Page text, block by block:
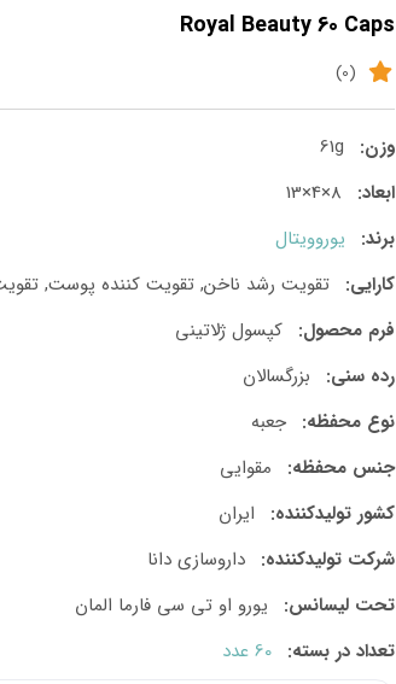
Royal Beauty 60 Caps
(0)
وزن:
61g
ابعاد:
8×4×13
برند:
یوروویتال
کارایی: تقویت رشد ناخن, تقویت کننده پوست,
فرم محصول: کپسول ژلاتینی
رده سنی:
بزرگسالان
نوع محفظه: جعبه
جنس محفظه:
مقوایی
کشور تولید‎کننده:
ایران
شرکت تولید‎کننده:
داروسازی دانا
تحت لیسانس:
یورو او تی سی فارما المان
تعداد در بسته: 60 عدد